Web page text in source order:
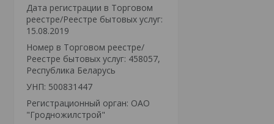
Дата регистрации в Торговом
реестре/Реестре бытовых услуг:
15.08.2019
Номер в Торговом реестре/
Реестре бытовых услуг: 458057,
Республика Беларусь
УНП: 500831447
Регистрационный орган: ОАО
"Гродножилстрой"